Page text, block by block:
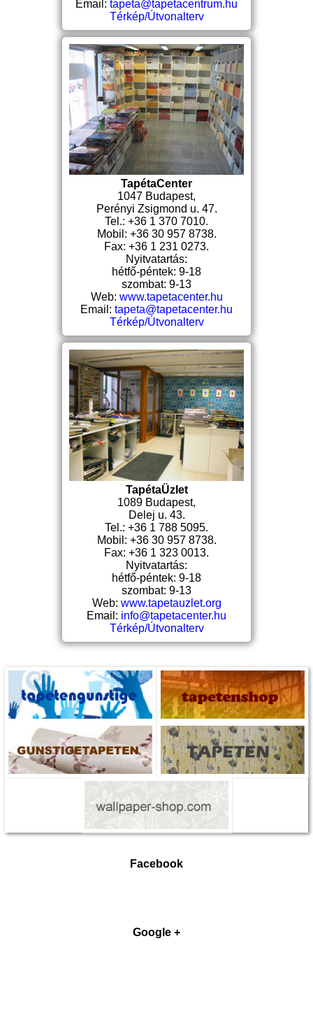
Email: tapeta@tapetacentrum.hu
Térkép/Útvonalterv
TapétaCenter
1047 Budapest,
Perényi Zsigmond u. 47.
Tel.: +36 1 370 7010.
Mobil: +36 30 957 8738.
Fax: +36 1 231 0273.
Nyitvatartás:
hétfő-péntek: 9-18
szombat: 9-13
Web: www.tapetacenter.hu
Email: tapeta@tapetacenter.hu
Térkép/Útvonalterv
TapétaÜzlet
1089 Budapest,
Delej u. 43.
Tel.: +36 1 788 5095.
Mobil: +36 30 957 8738.
Fax: +36 1 323 0013.
Nyitvatartás:
hétfő-péntek: 9-18
szombat: 9-13
Web: www.tapetauzlet.org
Email: info@tapetacenter.hu
Térkép/Útvonalterv
Facebook
Google +